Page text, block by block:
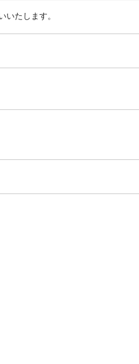
たします。